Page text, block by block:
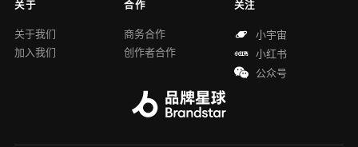
关于
关于我们
加入我们
合作
商务合作
创作者合作
关注
小宇宙
小红书
公众号